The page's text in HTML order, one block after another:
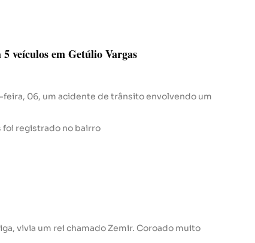
veículos em Getúlio Vargas
06, um acidente de trânsito envolvendo um
registrado no bairro
vivia um rei chamado Zemir. Coroado muito